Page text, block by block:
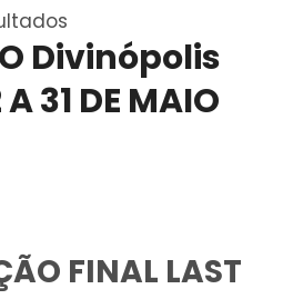
Divinópolis
31 DE MAIO
FINAL LAST